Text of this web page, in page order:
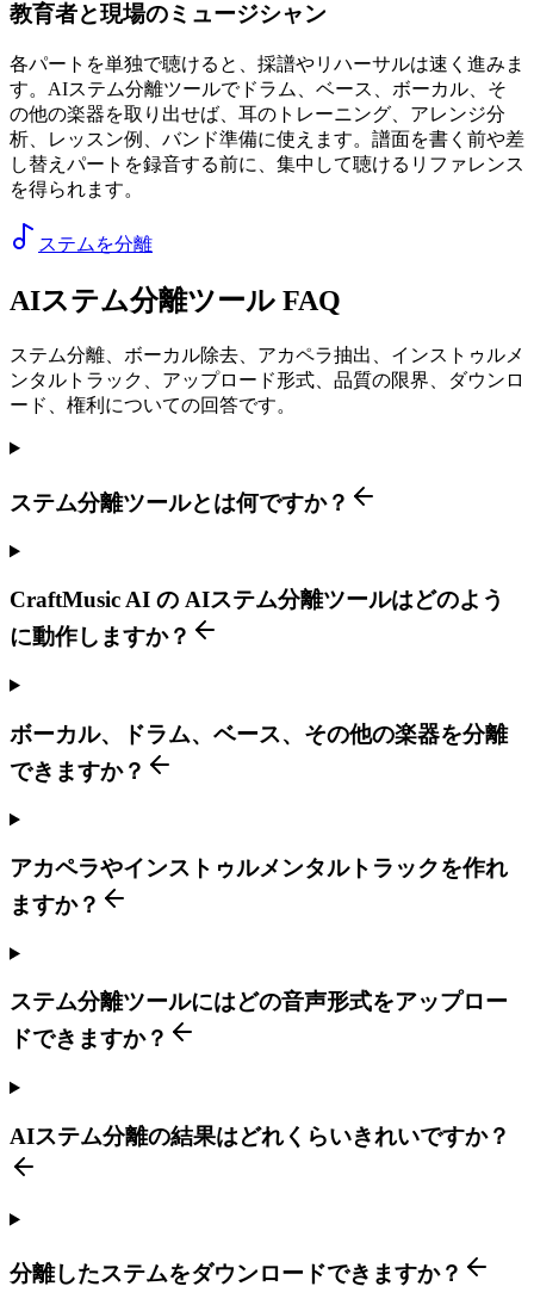
教育者と現場のミュージシャン
各パートを単独で聴けると、採譜やリハーサルは速く進みま
す。AIステム分離ツールでドラム、ベース、ボーカル、そ
の他の楽器を取り出せば、耳のトレーニング、アレンジ分
析、レッスン例、バンド準備に使えます。譜面を書く前や差
し替えパートを録音する前に、集中して聴けるリファレンス
を得られます。
ステムを分離
AIステム分離ツール FAQ
ステム分離、ボーカル除去、アカペラ抽出、インストゥルメ
ンタルトラック、アップロード形式、品質の限界、ダウンロ
ード、権利についての回答です。
ステム分離ツールとは何ですか？
CraftMusic AI の AIステム分離ツールはどのよう
に動作しますか？
ボーカル、ドラム、ベース、その他の楽器を分離
できますか？
アカペラやインストゥルメンタルトラックを作れ
ますか？
ステム分離ツールにはどの音声形式をアップロー
ドできますか？
AIステム分離の結果はどれくらいきれいですか？
分離したステムをダウンロードできますか？